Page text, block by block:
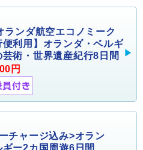
ランダ航空エコノミーク
便利用】オランダ・ベルギ
芸術・世界遺産紀行8日間
円
チャージ込み>オラン
ギー2カ国周遊6日間